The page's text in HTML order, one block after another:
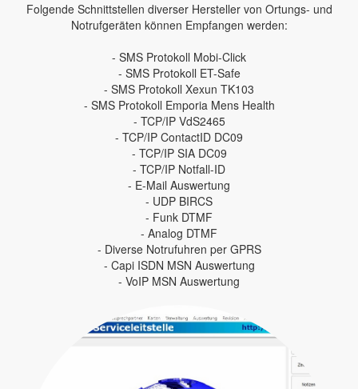
Folgende Schnittstellen diverser Hersteller von Ortungs- und
Notrufgeräten können Empfangen werden:
- SMS Protokoll Mobi-Click
- SMS Protokoll ET-Safe
- SMS Protokoll Xexun TK103
- SMS Protokoll Emporia Mens Health
- TCP/IP VdS2465
- TCP/IP ContactID DC09
- TCP/IP SIA DC09
- TCP/IP Notfall-ID
- E-Mail Auswertung
- UDP BIRCS
- Funk DTMF
- Analog DTMF
- Diverse Notrufuhren per GPRS
- Capi ISDN MSN Auswertung
- VoIP MSN Auswertung